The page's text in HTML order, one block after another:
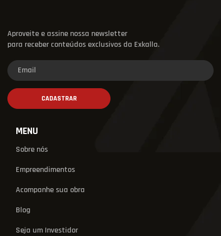
Aproveite e assine nossa newsletter
para receber conteúdos exclusivos da Exkalla.
MENU
Sobre nós
Empreendimentos
Acompanhe sua obra
Blog
Seja um Investidor